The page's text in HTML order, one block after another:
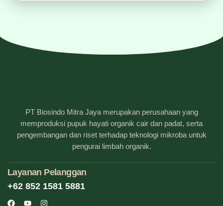
PT Biosindo Mitra Jaya merupakan perusahaan yang
memproduksi pupuk hayati organik cair dan padat, serta
pengembangan dan riset terhadap teknologi mikroba untuk
pengurai limbah organik.
Layanan Pelanggan
+62 852 1581 5881